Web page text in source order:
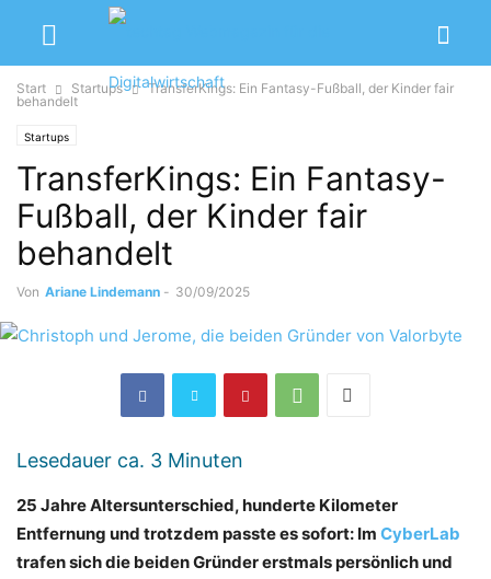
Start Startups
TransferKings: Ein Fantasy-Fußball, der Kinder fair
behandelt
Startups
TransferKings: Ein Fantasy-
Fußball, der Kinder fair
behandelt
Von Ariane Lindemann - 30/09/2025
Lesedauer ca. 3 Minuten
25 Jahre Altersunterschied, hunderte Kilometer
Entfernung und trotzdem passte es sofort: Im CyberLab
trafen sich die beiden Gründer erstmals persönlich und